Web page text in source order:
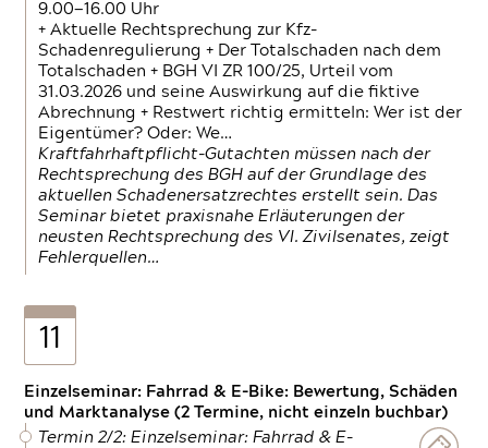
9.00—16.00 Uhr
+ Aktuelle Rechtsprechung zur Kfz-
Schadenregulierung + Der Totalschaden nach dem
Totalschaden + BGH VI ZR 100/25, Urteil vom
31.03.2026 und seine Auswirkung auf die fiktive
Abrechnung + Restwert richtig ermitteln: Wer ist der
Eigentümer? Oder: We…
Kraftfahrhaftpflicht-Gutachten müssen nach der
Rechtsprechung des BGH auf der Grundlage des
aktuellen Schadenersatzrechtes erstellt sein. Das
Seminar bietet praxisnahe Erläuterungen der
neusten Rechtsprechung des VI. Zivilsenates, zeigt
Fehlerquellen…
11
Einzelseminar: Fahrrad & E-Bike: Bewertung, Schäden
und Marktanalyse (2 Termine, nicht einzeln buchbar)
Termin 2/2: Einzelseminar: Fahrrad & E-